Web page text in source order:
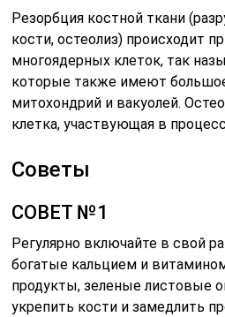
Резорбция костной ткани
кости, остеолиз) происходит
многоядерных клеток, так
которые также имеют
митохондрий и вакуолей.
клетка, участвующая в
Советы
СОВЕТ №1
Регулярно включайте в свой
богатые кальцием и
продукты, зеленые листовые
укрепить кости и замедлить